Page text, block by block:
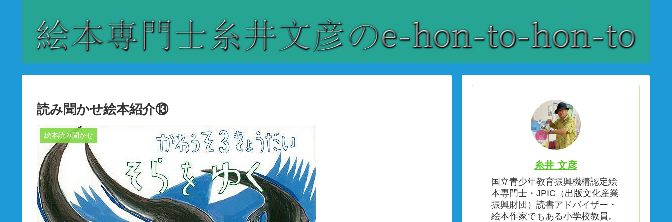
読み聞かせ絵本紹介⑬
絵本読み聞かせ
糸井 文彦
国立青少年教育振興機構認定絵
本専門士・JPIC（出版文化産業
振興財団）読書アドバイザー・
絵本作家でもある小学校教員。